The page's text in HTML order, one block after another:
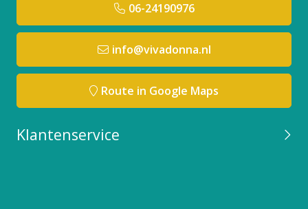
06-24190976
info@vivadonna.nl
Route in Google Maps
Klantenservice